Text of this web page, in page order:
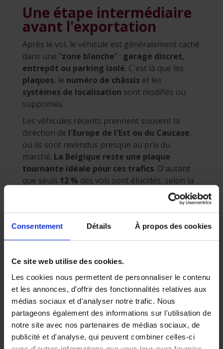
Consentement Détails À propos des cookies
Ce site web utilise des cookies.
Les cookies nous permettent de personnaliser le contenu
et les annonces, d'offrir des fonctionnalités relatives aux
médias sociaux et d'analyser notre trafic. Nous
partageons également des informations sur l'utilisation de
notre site avec nos partenaires de médias sociaux, de
publicité et d'analyse, qui peuvent combiner celles-ci
Une étape intermédiaire
avant l'exportation
Après le vol, le véhicule est généralement caché
dans une "zone blanche" : garage discret,
entrepôt ou parking isolé. C'est là que les
plaques, le numéro de châssis et les
systèmes de localisation sont modifiés ou
supprimés.
Les véhicules récents prennent souvent la
direction de l'Europe de l'Est ou du Caucase,
où ils sont revendus presque au prix du
marché. La Belgique reste une plaque
tournante idéale pour ces trafics. D'autant
que seuls 12 % des vols sont élucidés, selon la
La rapidité de détection
fait la différence
traceurs classiquessont souvent neutralisés
solutions plus avancées,combinant GPS, GSM
et réseaux radio longue portée, même
efficaces en milieu fermé, associées à une
intervention rapide, augmentent fortement les
chances de retrouver un véhicule volé.